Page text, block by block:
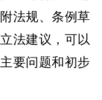
法规、条例草
法建议，可以
要问题和初步